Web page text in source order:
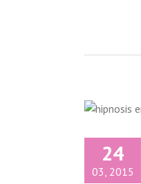
24
03, 2015